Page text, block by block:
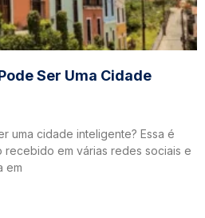
Ser Uma Cidade
uma cidade inteligente? Essa é
recebido em várias redes sociais e
em